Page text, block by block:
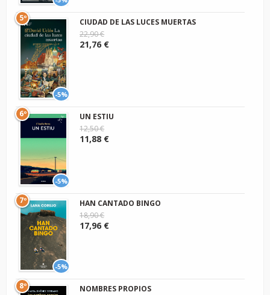
-5%
5º
CIUDAD DE LAS LUCES MUERTAS
22,90 €
21,76 €
-5%
6º
UN ESTIU
12,50 €
11,88 €
-5%
7º
HAN CANTADO BINGO
18,90 €
17,96 €
8º
NOMBRES PROPIOS